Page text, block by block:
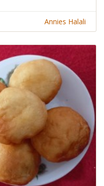
Annies Halali